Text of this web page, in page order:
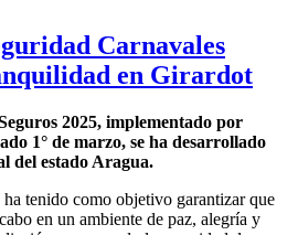
Carnavales
en Girardot
2025, implementado por
1° de marzo, se ha desarrollado
del estado Aragua.
tenido como objetivo garantizar que
en un ambiente de paz, alegría y